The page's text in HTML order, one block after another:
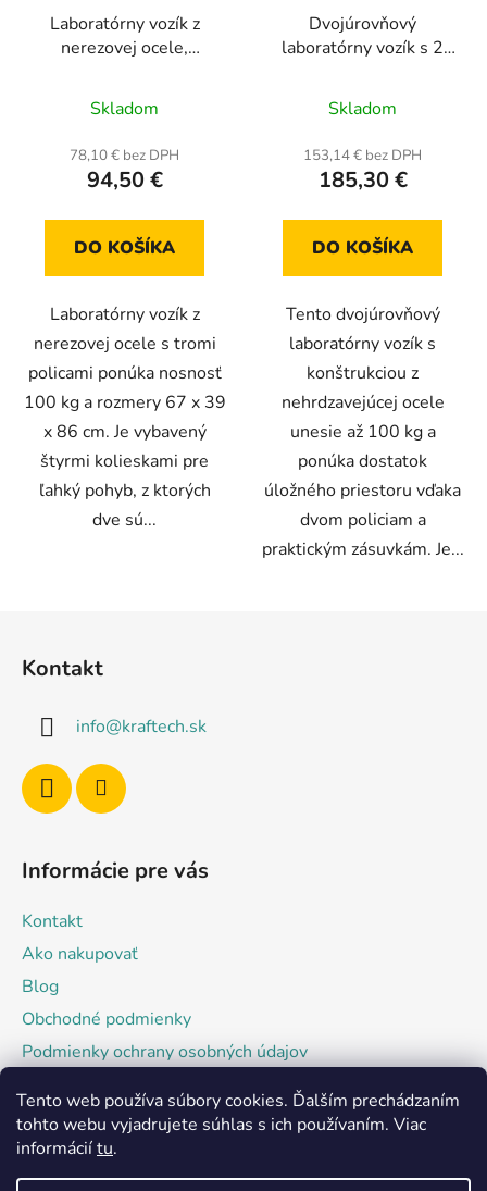
Tento web používa súbory cookies. Ďalším prechádzaním
tohto webu vyjadrujete súhlas s ich používaním. Viac
informáciítu.
Laboratórny vozík z
nerezovej ocele,
100 kg, rozmery 67 x
39 x 86 cmhodnotenie
produktu
je
z
Skladom
78,10 € bez DPH
94,50 €
DO KOŠÍKA
Laboratórny vozík z
nerezovej ocele s tromi
policami ponúka nosnosť
100 kg a rozmery 67 x 39
x 86 cm. Je vybavený
štyrmi kolieskami pre
ľahký pohyb, z ktorých
dve sú...
Dvojúrovňový
laboratórny vozík s 2
nerezová oceľ, nosnosť
100 kg, rozmery 66 x
39 x 86 cm
hodnotenie
produktu
je
z
Skladom
153,14 € bez DPH
185,30 €
DO KOŠÍKA
Tento dvojúrovňový
laboratórny vozík s
konštrukciou z
nehrdzavejúcej ocele
unesie až 100 kg a
ponúka dostatok
úložného priestoru vďaka
dvom policiam a
praktickým zásuvkám. Je...
Kontakt
info@kraftech.sk
Informácie pre vás
Kontakt
Ako nakupovať
Blog
Obchodné podmienky
Podmienky ochrany osobných údajov
Facebook